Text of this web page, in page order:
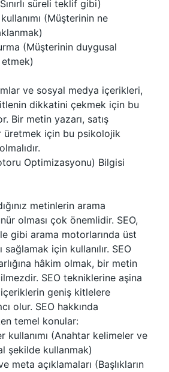
süreli teklif gibi)
(Müşterinin ne
(Müşterinin duygusal
ve sosyal medya içerikleri,
dikkatini çekmek için bu
Bir metin yazarı, satış
üretmek için bu psikolojik
Optimizasyonu) Bilgisi
metinlerin arama
olması çok önemlidir. SEO,
gibi arama motorlarında üst
sağlamak için kullanılır. SEO
hâkim olmak, bir metin
SEO tekniklerine aşina
içeriklerin geniş kitlelere
olur. SEO hakkında
temel konular:
kullanımı (Anahtar kelimeler ve
şekilde kullanmak)
meta açıklamaları (Başlıkların